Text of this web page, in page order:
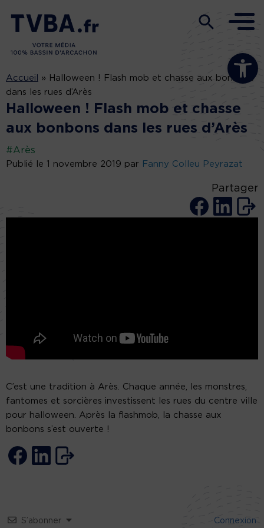
Ouvrir la
Accueil » Halloween ! Flash mob et chasse aux bonbons
dans les rues d’Arès
Halloween ! Flash mob et chasse
aux bonbons dans les rues d’Arès
#Arès
Publié le 1 novembre 2019 par Fanny Colleu Peyrazat
Partager
C’est une tradition à Arès. Chaque année, les monstres,
fantomes et sorcières investissent les rues du centre ville
pour halloween. Après la flashmob, la chasse aux
bonbons s’est ouverte !
S’abonner Connexion